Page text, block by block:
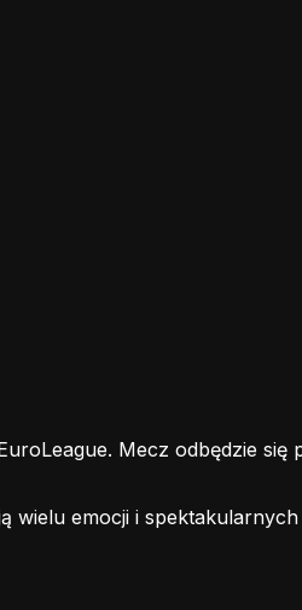
Mecz odbędzie się
wielu emocji i